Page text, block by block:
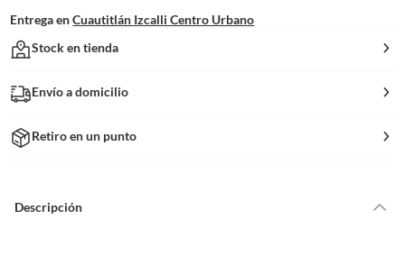
Entrega en Cuautitlán Izcalli Centro Urbano
Stock en tienda
Envío a domicilio
Retiro en un punto
Descripción